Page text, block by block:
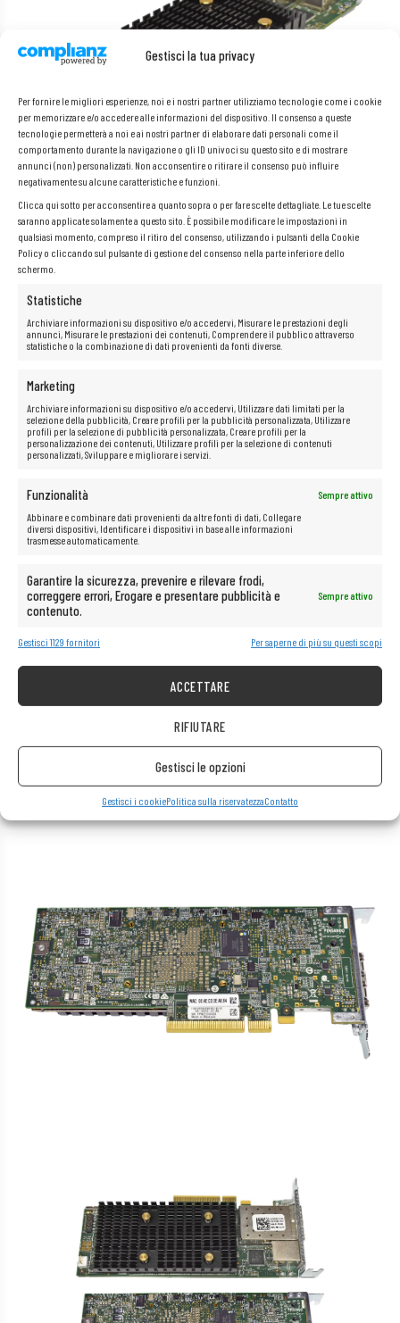
Gestisci la tua privacy
Per fornire le migliori esperienze, noi e i nostri partner utilizziamo tecnologie come i cookie
per memorizzare e/o accedere alle informazioni del dispositivo. Il consenso a queste
tecnologie permetterà a noi e ai nostri partner di elaborare dati personali come il
comportamento durante la navigazione o gli ID univoci su questo sito e di mostrare
annunci (non) personalizzati. Non acconsentire o ritirare il consenso può influire
negativamente su alcune caratteristiche e funzioni.
Clicca qui sotto per acconsentire a quanto sopra o per fare scelte dettagliate. Le tue scelte
saranno applicate solamente a questo sito. È possibile modificare le impostazioni in
qualsiasi momento, compreso il ritiro del consenso, utilizzando i pulsanti della Cookie
Policy o cliccando sul pulsante di gestione del consenso nella parte inferiore dello
schermo.
Statistiche
Archiviare informazioni su dispositivo e/o accedervi, Misurare le prestazioni degli
annunci, Misurare le prestazioni dei contenuti, Comprendere il pubblico attraverso
statistiche o la combinazione di dati provenienti da fonti diverse.
Marketing
Archiviare informazioni su dispositivo e/o accedervi, Utilizzare dati limitati per la
selezione della pubblicità, Creare profili per la pubblicità personalizzata, Utilizzare
profili per la selezione di pubblicità personalizzata, Creare profili per la
personalizzazione dei contenuti, Utilizzare profili per la selezione di contenuti
personalizzati, Sviluppare e migliorare i servizi.
Funzionalità
Sempre attivo
Abbinare e combinare dati provenienti da altre fonti di dati, Collegare
diversi dispositivi, Identificare i dispositivi in base alle informazioni
trasmesse automaticamente.
Garantire la sicurezza, prevenire e rilevare frodi,
correggere errori, Erogare e presentare pubblicità e
contenuto.
Sempre attivo
Gestisci 1129 fornitori Per saperne di più su questi scopi
ACCETTARE
RIFIUTARE
Gestisci le opzioni
Gestisci i cookiePolitica sulla riservatezzaContatto